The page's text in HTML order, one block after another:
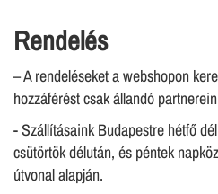
Rendelés
– A rendeléseket a webshopon
hozzáférést csak állandó
- Szállításaink Budapestre hétfő
csütörtök délután, és péntek
útvonal alapján.